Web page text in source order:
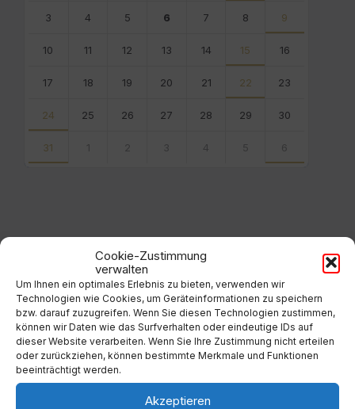
Cookie-Zustimmung
verwalten
Um Ihnen ein optimales Erlebnis zu bieten, verwenden wir
Technologien wie Cookies, um Geräteinformationen zu speichern
bzw. darauf zuzugreifen. Wenn Sie diesen Technologien zustimmen,
können wir Daten wie das Surfverhalten oder eindeutige IDs auf
dieser Website verarbeiten. Wenn Sie Ihre Zustimmung nicht erteilen
oder zurückziehen, können bestimmte Merkmale und Funktionen
beeinträchtigt werden.
Akzeptieren
3 4 5 6 7 8 9
10 11 12 13 14 15 16
17 18 19 20 21 22 23
24 25 26 27 28 29 30
31 1 2 3 4 5 6
Von:
Bis: